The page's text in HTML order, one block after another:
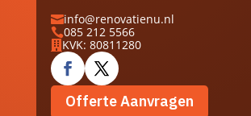
info@renovatienu.nl
085 212 5566
 KVK: 80811280
Offerte Aanvragen